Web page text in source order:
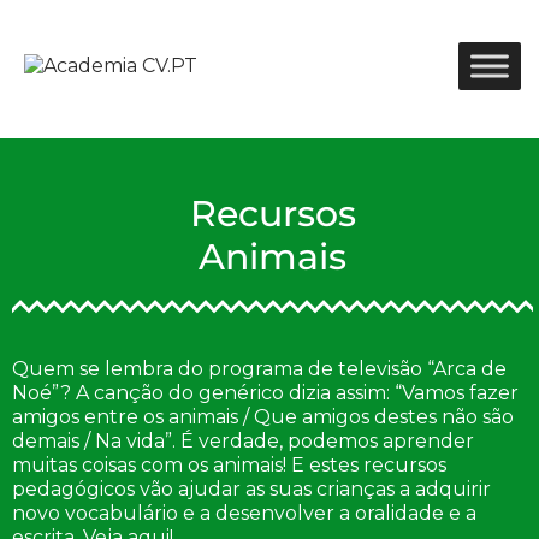
Recursos
Animais
Quem se lembra do programa de televisão “Arca de
Noé”? A canção do genérico dizia assim: “Vamos fazer
amigos entre os animais /Que amigos destes não são
demais / Na vida”. É verdade, podemos aprender
muitas coisas com os animais! E estes recursos
pedagógicos vão ajudar as suas crianças a adquirir
novo vocabulário e a desenvolver a oralidade e a